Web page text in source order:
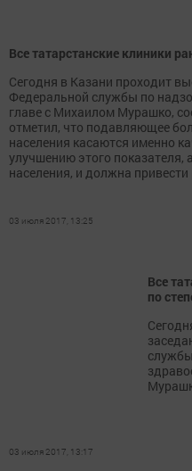
Все татарстанские клиники
Сегодня в Казани проходит
Федеральной службы по
главе с Михаилом Мурашко,
отметил, что подавляющее
населения касаются именно
улучшению этого
населения, и должна
03 июля 2017, 13:25
Все
по
03 июля 2017, 13:17